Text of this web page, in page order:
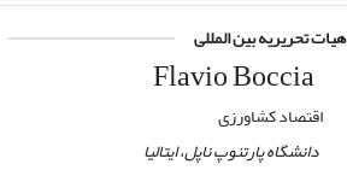
هیات تحریریه بین المللی
Flavio Boccia
اقتصاد کشاورزی
دانشگاه پارتنوپ ناپل، ایتالیا